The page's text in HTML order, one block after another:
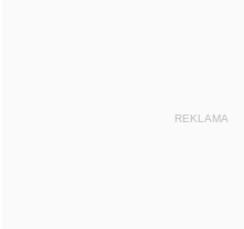
REKLAMA